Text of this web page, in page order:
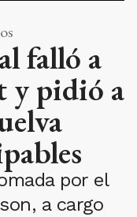
falló a
y pidió a
por el
a cargo